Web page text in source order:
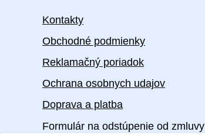
Kontakty
Obchodné podmienky
Reklamačný poriadok
Ochrana osobnych udajov
Doprava a platba
Formulár na odstúpenie od zmluvy